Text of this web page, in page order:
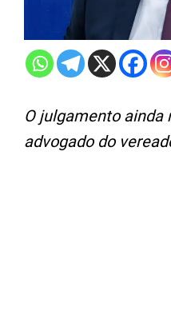
O julgamento ainda
advogado do